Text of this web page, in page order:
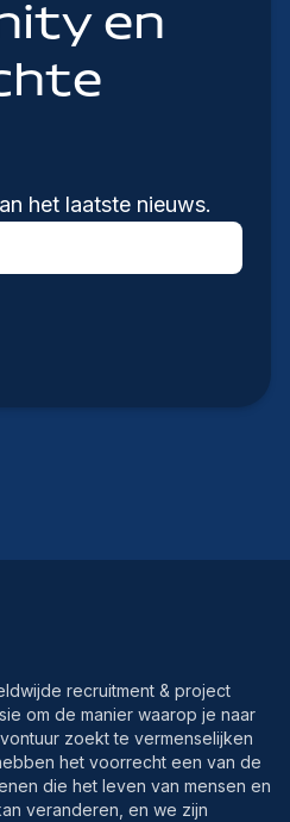
en
het laatste nieuws.
recruitment & project
om de manier waarop je naar
zoekt te vermenselijken
het voorrecht een van de
die het leven van mensen en
veranderen, en we zijn